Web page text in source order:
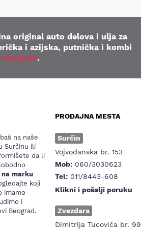
original auto delova i ulja za
i azijska, putnička i kombi
Beograd.
na naše
Surčinu ili
da li
marku
koji
imamo
i
Beograd.
PRODAJNA MESTA
Surčin
Vojvođanska br. 153
Mob: 060/3030623
Tel: 011/8443-608
Klikni i pošalji poruku
Zvezdara
Dimitrija Tucovića br. 99